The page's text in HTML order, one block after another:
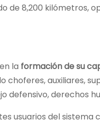
de 8,200 kilómetros,
la formación de su
choferes, auxiliares,
defensivo, derechos
usuarios del sistema